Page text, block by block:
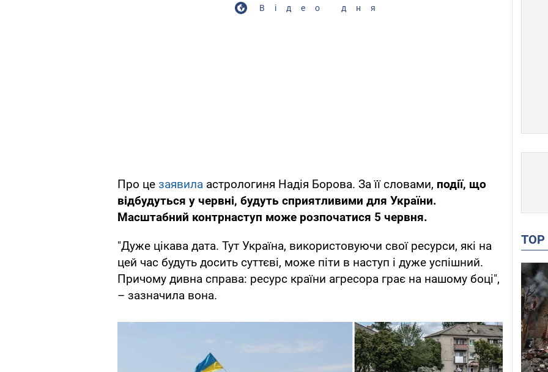
Відео дня
Про це заявила астрологиня Надія Борова. За її словами, події, що
відбудуться у червні, будуть сприятливими для України.
Масштабний контрнаступ може розпочатися 5 червня.
"Дуже цікава дата. Тут Україна, використовуючи свої ресурси, які на
цей час будуть досить суттєві, може піти в наступ і дуже успішний.
Причому дивна справа: ресурс країни агресора грає на нашому боці",
– зазначила вона.